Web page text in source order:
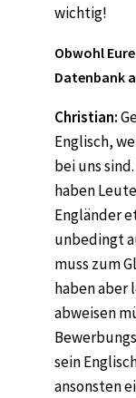
wichtig!
Obwohl
Datenbank
Christian:
Englisch,
bei uns
haben
Engländer
unbedingt
muss zum
haben aber
abweisen
sein
ansonsten